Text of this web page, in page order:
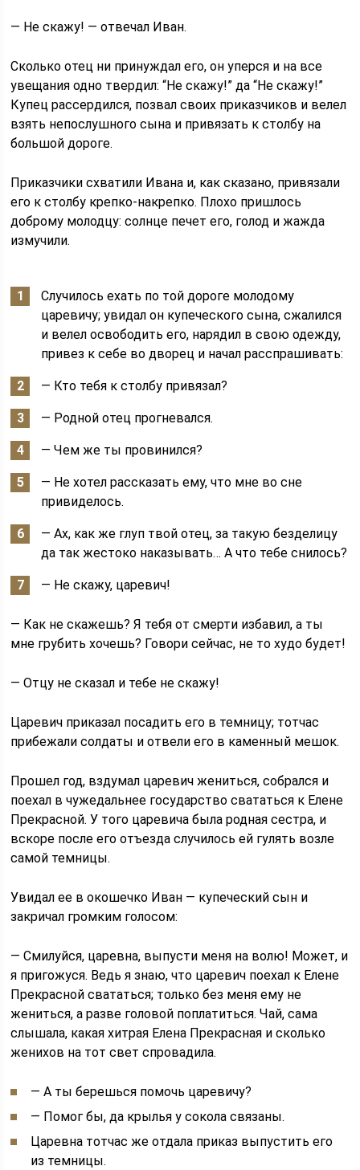
— Не скажу! — отвечал Иван.
Сколько отец ни принуждал его, он уперся и на все
увещания одно твердил: “Не скажу!” да “Не скажу!”
Купец рассердился, позвал своих приказчиков и велел
взять непослушного сына и привязать к столбу на
большой дороге.
Приказчики схватили Ивана и, как сказано, привязали
его к столбу крепко-накрепко. Плохо пришлось
доброму молодцу: солнце печет его, голод и жажда
измучили.
Случилось ехать по той дороге молодому
царевичу; увидал он купеческого сына, сжалился
и велел освободить его, нарядил в свою одежду,
привез к себе во дворец и начал расспрашивать:
— Кто тебя к столбу привязал?
— Родной отец прогневался.
— Чем же ты провинился?
— Не хотел рассказать ему, что мне во сне
привиделось.
— Ах, как же глуп твой отец, за такую безделицу
да так жестоко наказывать… А что тебе снилось?
— Не скажу, царевич!
— Как не скажешь? Я тебя от смерти избавил, а ты
мне грубить хочешь? Говори сейчас, не то худо будет!
— Отцу не сказал и тебе не скажу!
Царевич приказал посадить его в темницу; тотчас
прибежали солдаты и отвели его в каменный мешок.
Прошел год, вздумал царевич жениться, собрался и
поехал в чужедальнее государство свататься к Елене
Прекрасной. У того царевича была родная сестра, и
вскоре после его отъезда случилось ей гулять возле
самой темницы.
Увидал ее в окошечко Иван — купеческий сын и
закричал громким голосом:
— Смилуйся, царевна, выпусти меня на волю! Может, и
я пригожуся. Ведь я знаю, что царевич поехал к Елене
Прекрасной свататься; только без меня ему не
жениться, а разве головой поплатиться. Чай, сама
слышала, какая хитрая Елена Прекрасная и сколько
женихов на тот свет спровадила.
— А ты берешься помочь царевичу?
— Помог бы, да крылья у сокола связаны.
Царевна тотчас же отдала приказ выпустить его
из темницы.